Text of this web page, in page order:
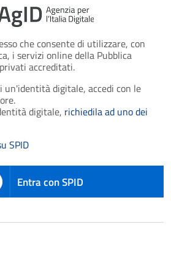
che consente di utilizzare, con
i servizi online della Pubblica
accreditati.
un'identità digitale, accedi con le
digitale, richiedila ad uno dei
SPID
Entra con SPID